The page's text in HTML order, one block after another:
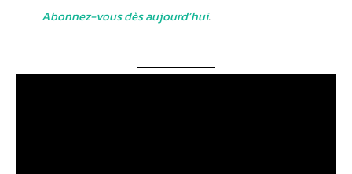
Abonnez-vous dès aujourd’hui.